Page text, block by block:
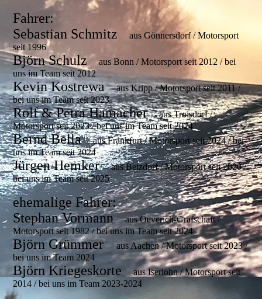
Fahrer:
Sebastian Schmitz aus Gönnersdorf / Motorsport
seit 1996
Björn Schulz aus Bonn / Motorsport seit 2012 / bei
uns im Team seit 2012
Kevin Kostrewaaus Kripp / Motorsport seit 2011 /
bei uns im Team seit 2023
Rolf & Petra Hamacheraus Troisdorf /
Motorsport seit 2023 / bei uns im Team seit 2024
Bernd Bellaaus Frankfurt / Motorsport seit 2024 / bei
uns im Team seit 2024
Jürgen Hemkeraus Betzdorf / Motorsport seit 2020 /
bei uns im Team seit 2025
ehemalige Fahrer:
Stephan Vormannaus Oeverich-Grafschaft /
Motorsport seit 1982 / bei uns im Team seit 2024
Björn Grümmeraus Aachen / Motorsport seit 2023 /
bei uns im Team 2024
Björn Kriegeskorte aus Iserlohn / Motorsport seit
2014 / bei uns im Team 2023-2024